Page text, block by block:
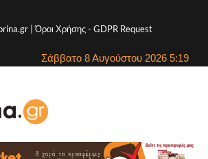
|Όροι Χρήσης- GDPR Request
Σάββατο 8 Αυγούστου 2026 5:19